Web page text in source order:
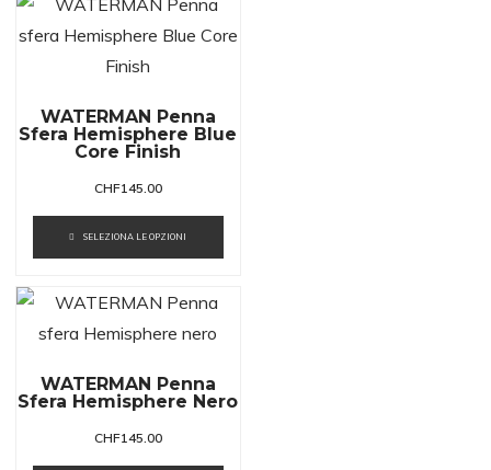
WATERMAN Penna
Sfera Hemisphere Blue
Core Finish
CHF145.00
SELEZIONA LE OPZIONI
WATERMAN Penna
Sfera Hemisphere Nero
CHF145.00